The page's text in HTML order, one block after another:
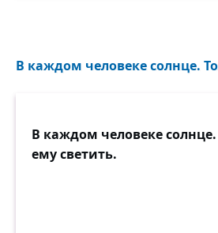
В каждом человеке солнце.
В каждом человеке
ему светить.